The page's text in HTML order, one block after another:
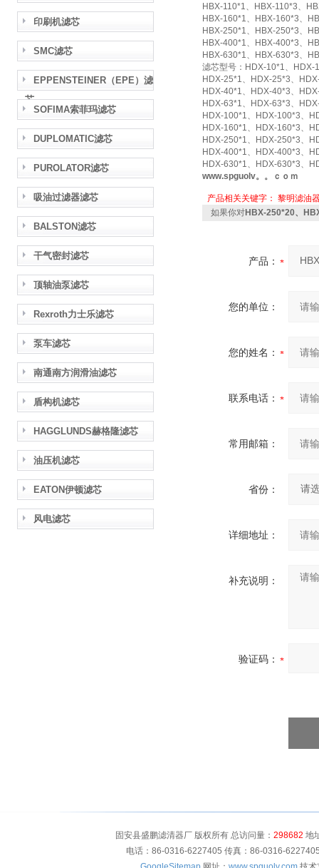
印刷机滤芯
SMC滤芯
EPPENSTEINER（EPE）滤
芯
SOFIMA索菲玛滤芯
DUPLOMATIC滤芯
PUROLATOR滤芯
吸油过滤器滤芯
BALSTON滤芯
干气密封滤芯
顶轴油泵滤芯
Rexroth力士乐滤芯
泵车滤芯
南通南方润滑油滤芯
盾构机滤芯
HAGGLUNDS赫格隆滤芯
油压机滤芯
EATON伊顿滤芯
风电滤芯
HBX-110*1、HBX-110*3、
HBX-160*1、HBX-160*3、
HBX-250*1、HBX-250*3、
HBX-400*1、HBX-400*3、
HBX-630*1、HBX-630*3、
滤芯型号：HDX-10*1、
HDX-25*1、HDX-25*3、
HDX-40*1、HDX-40*3、
HDX-63*1、HDX-63*3、
HDX-100*1、HDX-100*3、
HDX-160*1、HDX-160*3、
HDX-250*1、HDX-250*3、
HDX-400*1、HDX-400*3、
HDX-630*1、HDX-630*3、
www.spguolv。。ｃｏｍ
产品相关关键字： 黎明滤油
如果你对HBX-250*20、
产品：
您的单位：
您的姓名：
联系电话：
常用邮箱：
省份：
详细地址：
补充说明：
验证码：
固安县盛鹏滤清器厂 版权所有 总访问量： 298682 地
电话：86-0316-6227405 传真：86-0316-